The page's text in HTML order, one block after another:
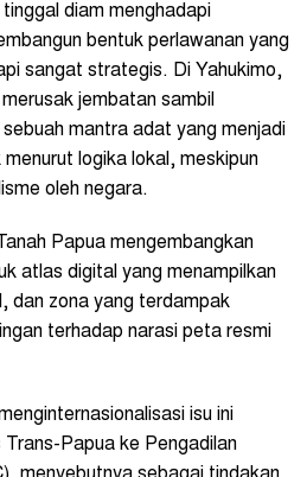
diam menghadapi
bentuk perlawanan yang
sangat strategis. Di Yahukimo,
jembatan sambil
mantra adat yang menjadi
logika lokal, meskipun
oleh negara.
Papua mengembangkan
atlas digital yang menampilkan
dan zona yang terdampak
terhadap narasi peta resmi
isu ini
Papua ke Pengadilan